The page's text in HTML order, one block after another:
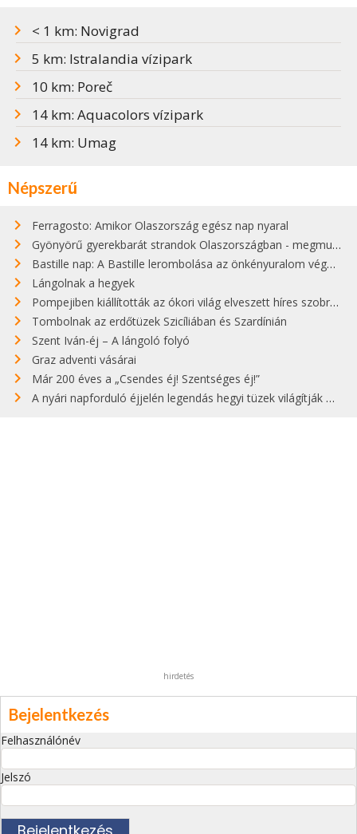
< 1 km: Novigrad
5 km: Istralandia vízipark
10 km: Poreč
14 km: Aquacolors vízipark
14 km: Umag
Népszerű
Ferragosto: Amikor Olaszország egész nap nyaral
Gyönyörű gyerekbarát strandok Olaszországban - megmutatjuk a 15 legjobbat
Bastille nap: A Bastille lerombolása az önkényuralom végét jelentette
Lángolnak a hegyek
Pompejiben kiállították az ókori világ elveszett híres szobrának másolatát
Tombolnak az erdőtüzek Szicíliában és Szardínián
Szent Iván-éj – A lángoló folyó
Graz adventi vásárai
Már 200 éves a „Csendes éj! Szentséges éj!”
A nyári napforduló éjjelén legendás hegyi tüzek világítják meg Zugspitzét
hirdetés
Bejelentkezés
Felhasználónév
Jelszó